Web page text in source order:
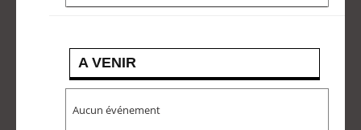
A VENIR
Aucun événement